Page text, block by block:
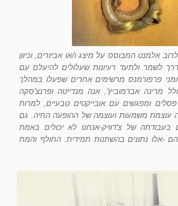
אלמנט המבוסס על מיצג ו/או אביזרים, וכיוון
לשמר ולתעד רעיונות שעלולים להיעלם עם
פרפורמנס מרשימים אחרים שפעלו במהלך
- כולל מרינה אברמוביץ', אנה מנדייטה ופרנצ'סקה
פסלים ומפגשים עם אובייקטים טבעיים, למרות
עוצמת משמעות ועוצמה של ההופעה החיה. גם
של צ'דוויק-אנחנו לא יכולים באמת
-אלו נתונים בהשתנות תמידית. החולף והמת